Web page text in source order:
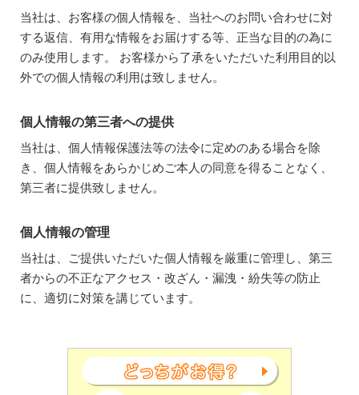
当社は、お客様の個人情報を、当社へのお問い合わせに対
する返信、有用な情報をお届けする等、正当な目的の為に
のみ使用します。 お客様から了承をいただいた利用目的以
外での個人情報の利用は致しません。
個人情報の第三者への提供
当社は、個人情報保護法等の法令に定めのある場合を除
き、個人情報をあらかじめご本人の同意を得ることなく、
第三者に提供致しません。
個人情報の管理
当社は、ご提供いただいた個人情報を厳重に管理し、第三
者からの不正なアクセス・改ざん・漏洩・紛失等の防止
に、適切に対策を講じています。